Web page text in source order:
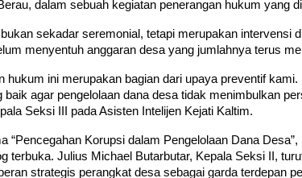
dalam sebuah kegiatan penerangan hukum yang
bukan sekadar seremonial, tetapi merupakan intervensi
menyentuh anggaran desa yang jumlahnya terus
hukum ini merupakan bagian dari upaya preventif
baik agar pengelolaan dana desa tidak menimbulkan
Seksi III pada Asisten Intelijen Kejati Kaltim.
“Pencegahan Korupsi dalam Pengelolaan Dana
terbuka. Julius Michael Butarbutar, Kepala Seksi II,
strategis perangkat desa sebagai garda terdepan